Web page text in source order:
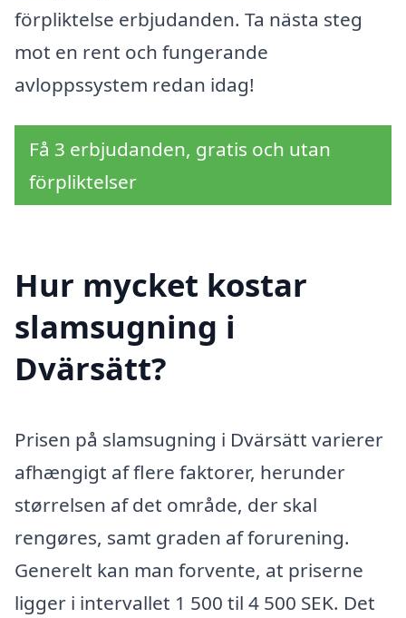
förpliktelse erbjudanden. Ta nästa steg
mot en rent och fungerande
avloppssystem redan idag!
Få 3 erbjudanden, gratis och utan
förpliktelser
Hur mycket kostar
slamsugning i
Dvärsätt?
Prisen på slamsugning i Dvärsätt varierer
afhængigt af flere faktorer, herunder
størrelsen af det område, der skal
rengøres, samt graden af forurening.
Generelt kan man forvente, at priserne
ligger i intervallet 1 500 til 4 500 SEK. Det